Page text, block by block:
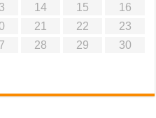
14 15
16
21 22
23
28 29
30